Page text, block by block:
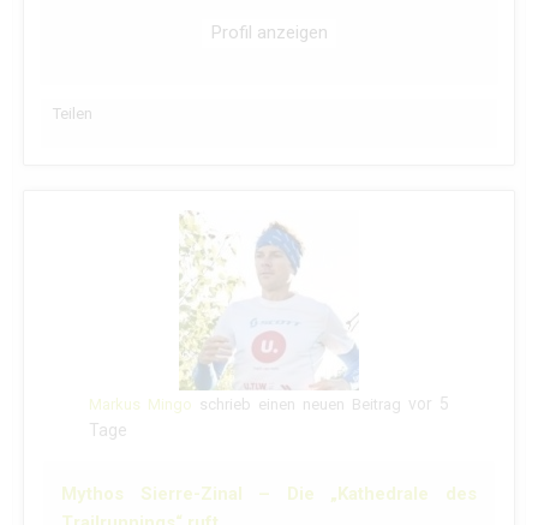
Profil anzeigen
Teilen
Markus Mingo schrieb einen neuen Beitrag vor 5
Tage
Mythos Sierre-Zinal – Die „Kathedrale des